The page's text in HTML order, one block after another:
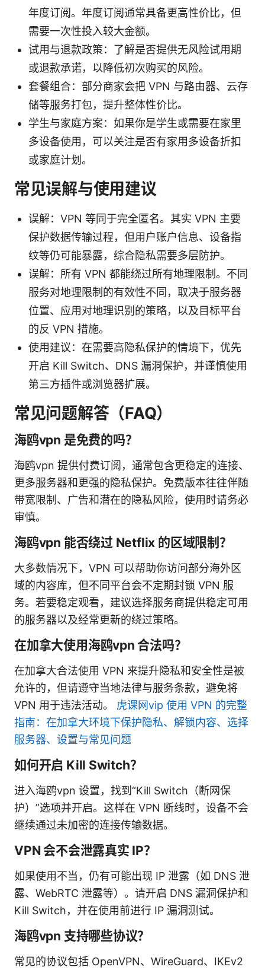
年度订阅。年度订阅通常具备更高性价比，但
需要一次性投入较大金额。
试用与退款政策：了解是否提供无风险试用期
或退款承诺，以降低初次购买的风险。
套餐组合：部分商家会把 VPN 与路由器、云存
储等服务打包，提升整体性价比。
学生与家庭方案：如果你是学生或需要在家里
多设备使用，可以关注是否有家用多设备折扣
或家庭计划。
常见误解与使用建议
误解：VPN 等同于完全匿名。其实 VPN 主要
保护数据传输过程，但用户账户信息、设备指
纹等仍可能暴露，综合隐私需要多层防护。
误解：所有 VPN 都能绕过所有地理限制。不同
服务对地理限制的有效性不同，取决于服务器
位置、应用对地理识别的策略，以及目标平台
的反 VPN 措施。
使用建议：在需要高隐私保护的情境下，优先
开启 Kill Switch、DNS 漏洞保护，并谨慎使用
第三方插件或浏览器扩展。
常见问题解答（FAQ）
海鸥vpn 是免费的吗？
海鸥vpn 提供付费订阅，通常包含更稳定的连接、
更多服务器和更强的隐私保护。免费版本往往伴随
带宽限制、广告和潜在的隐私风险，使用时请务必
审慎。
海鸥vpn 能否绕过 Netflix 的区域限制？
大多数情况下，VPN 可以帮助你访问部分海外区
域的内容库，但不同平台会不定期封锁 VPN 服
务。若要稳定观看，建议选择服务商提供稳定可用
的服务器以及经常更新的绕过策略。
在加拿大使用海鸥vpn 合法吗？
在加拿大合法使用 VPN 来提升隐私和安全性是被
允许的，但请遵守当地法律与服务条款，避免将
VPN 用于违法活动。 虎课网vip 使用 VPN 的完整
指南：在加拿大环境下保护隐私、解锁内容、选择
服务器、设置与常见问题
如何开启 Kill Switch？
进入海鸥vpn 设置，找到“Kill Switch（断网保
护）”选项并开启。这样在 VPN 断线时，设备不会
继续通过未加密的连接传输数据。
VPN 会不会泄露真实 IP？
如果使用不当，仍有可能出现 IP 泄露（如 DNS 泄
露、WebRTC 泄露等）。请开启 DNS 漏洞保护和
Kill Switch，并在使用前进行 IP 漏洞测试。
海鸥vpn 支持哪些协议？
常见的协议包括 OpenVPN、WireGuard、IKEv2